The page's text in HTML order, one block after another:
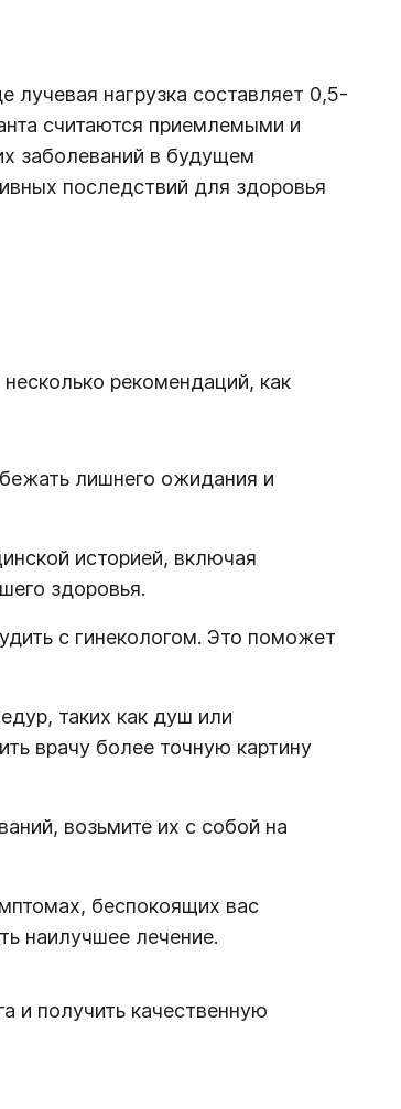
нагрузка составляет 0,5-
считаются приемлемыми и
заболеваний в будущем
последствий для здоровья
рекомендаций, как
лишнего ожидания и
историей, включая
здоровья.
с гинекологом. Это поможет
таких как душ или
врачу более точную картину
возьмите их с собой на
беспокоящих вас
наилучшее лечение.
и получить качественную